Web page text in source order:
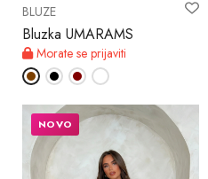
BLUZE
Bluzka UMARAMS
Morate se prijaviti
NOVO